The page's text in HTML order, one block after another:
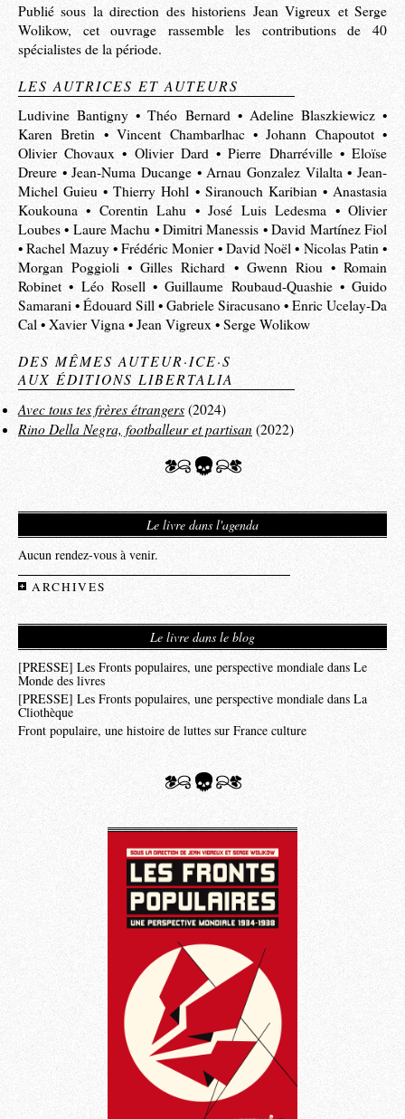
Publié sous la direction des historiens Jean Vigreux et Serge
Wolikow, cet ouvrage rassemble les contributions de 40
spécialistes de la période.
LES AUTRICES ET AUTEURS
Ludivine Bantigny • Théo Bernard • Adeline Blaszkiewicz •
Karen Bretin • Vincent Chambarlhac • Johann Chapoutot •
Olivier Chovaux • Olivier Dard • Pierre Dharréville • Eloïse
Dreure • Jean-Numa Ducange • Arnau Gonzalez Vilalta • Jean-
Michel Guieu • Thierry Hohl • Siranouch Karibian • Anastasia
Koukouna • Corentin Lahu • José Luis Ledesma • Olivier
Loubes • Laure Machu • Dimitri Manessis • David Martínez Fiol
• Rachel Mazuy • Frédéric Monier • David Noël • Nicolas Patin •
Morgan Poggioli • Gilles Richard • Gwenn Riou • Romain
Robinet • Léo Rosell • Guillaume Roubaud-Quashie • Guido
Samarani • Édouard Sill • Gabriele Siracusano • Enric Ucelay-Da
Cal • Xavier Vigna • Jean Vigreux • Serge Wolikow
DES MÊMES AUTEUR·ICE·S
AUX ÉDITIONS LIBERTALIA
Avec tous tes frères étrangers (2024)
Rino Della Negra, footballeur et partisan(2022)
Le livre dans l'agenda
Aucun rendez-vous à venir.
ARCHIVES
Le livre dans le blog
[PRESSE] Les Fronts populaires, une perspective mondiale dans Le
Monde des livres
[PRESSE] Les Fronts populaires, une perspective mondiale dans La
Cliothèque
Front populaire, une histoire de luttes sur France culture